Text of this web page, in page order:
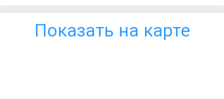
Показать на карте